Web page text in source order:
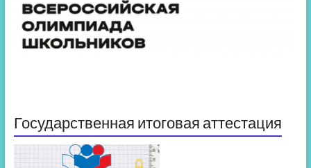
Государственная итоговая аттестация